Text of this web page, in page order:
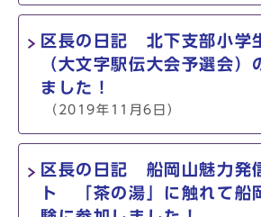
区長の日記 北下支部小学
（大文字駅伝大会予選会）
ました！
（2019年11月6日）
区長の日記 船岡山魅力発
ト 「茶の湯」に触れて船